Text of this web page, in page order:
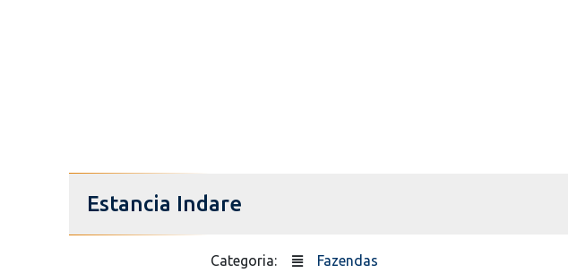
Estancia Indare
Categoria: Fazendas